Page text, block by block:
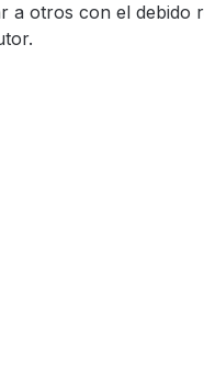
a otros con el debido